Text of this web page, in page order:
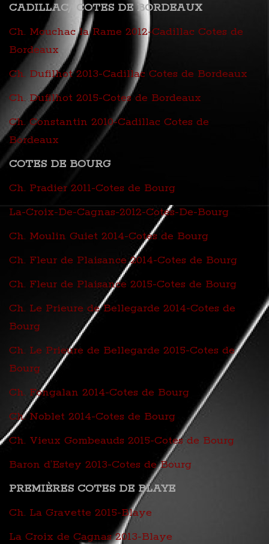
CADILLAC/ COTES DE BORDEAUX
Ch. Mouchac la Rame 2012-Cadillac Cotes de
Bordeaux
Ch. Dufilhot 2013-Cadillac Cotes de Bordeaux
Ch. Dufilhot 2015-Cotes de Bordeaux
Ch. Constantin 2010-Cadillac Cotes de
Bordeaux
COTES DE BOURG
Ch. Pradier 2011-Cotes de Bourg
La-Croix-De-Cagnas-2012-Cotes-De-Bourg
Ch. Moulin Guiet 2014-Cotes de Bourg
Ch. Fleur de Plaisance 2014-Cotes de Bourg
Ch. Fleur de Plaisance 2015-Cotes de Bourg
Ch. Le Prieure de Bellegarde 2014-Cotes de
Bourg
Ch. Le Prieure de Bellegarde 2015-Cotes de
Bourg
Ch. Fongalan 2014-Cotes de Bourg
Ch. Noblet 2014-Cotes de Bourg
Ch. Vieux Gombeauds 2015-Cotes de Bourg
Baron d’Estey 2013-Cotes de Bourg
PREMIÈRES COTES DE BLAYE
Ch. La Gravette 2015-Blaye
La Croix de Cagnas 2013-Blaye